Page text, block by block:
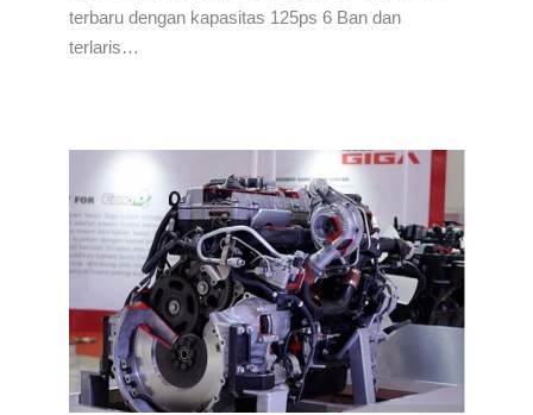
terbaru dengan kapasitas 125ps 6 Ban dan
terlaris…